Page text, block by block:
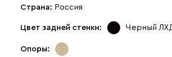
Страна: Россия
Цвет задней стенки: Черный
Опоры: